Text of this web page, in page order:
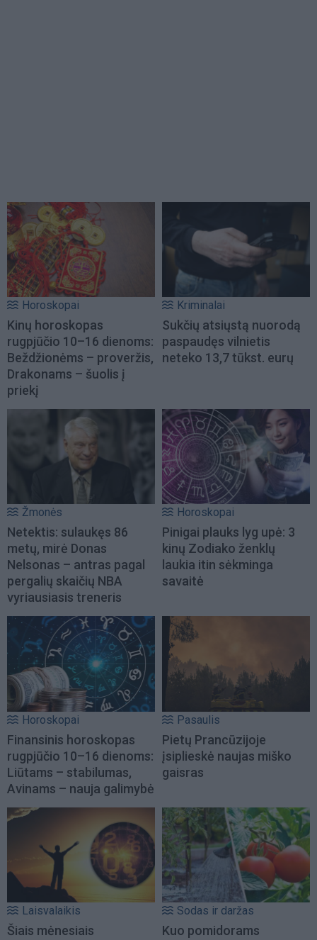
Horoskopai
Kinų horoskopas
rugpjūčio 10–16 dienoms:
Beždžionėms – proveržis,
Drakonams – šuolis į
priekį
Kriminalai
Sukčių atsiųstą nuorodą
paspaudęs vilnietis
neteko 13,7 tūkst. eurų
Žmonės
Netektis: sulaukęs 86
metų, mirė Donas
Nelsonas – antras pagal
pergalių skaičių NBA
vyriausiasis treneris
Horoskopai
Pinigai plauks lyg upė: 3
kinų Zodiako ženklų
laukia itin sėkminga
savaitė
Horoskopai
Finansinis horoskopas
rugpjūčio 10–16 dienoms:
Liūtams – stabilumas,
Avinams – nauja galimybė
Pasaulis
Pietų Prancūzijoje
įsiplieskė naujas miško
gaisras
Laisvalaikis
Šiais mėnesiais
Sodas ir daržas
Kuo pomidorams